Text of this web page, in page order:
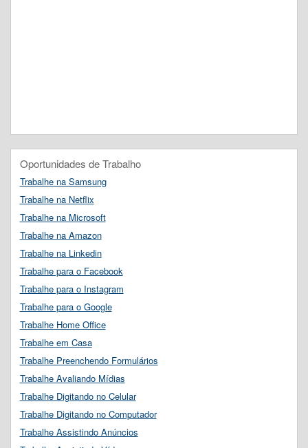
Oportunidades de Trabalho
Trabalhe na Samsung
Trabalhe na Netflix
Trabalhe na Microsoft
Trabalhe na Amazon
Trabalhe na Linkedin
Trabalhe para o Facebook
Trabalhe para o Instagram
Trabalhe para o Google
Trabalhe Home Office
Trabalhe em Casa
Trabalhe Preenchendo Formulários
Trabalhe Avaliando Mídias
Trabalhe Digitando no Celular
Trabalhe Digitando no Computador
Trabalhe Assistindo Anúncios